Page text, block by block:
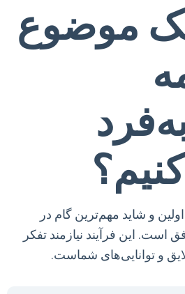
موضوع
و شاید مهم‌ترین گام در
است. این فرآیند نیازمند تفکر
و توانایی‌های شماست.